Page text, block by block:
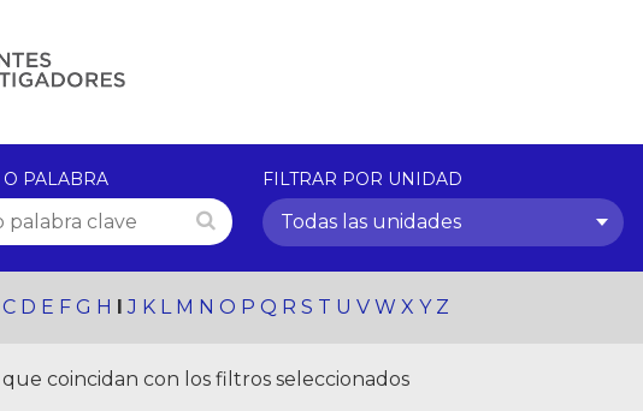
PALABRA FILTRAR POR UNIDAD
Todas las unidades
C D E F G H I J K L M N O P Q R S T U V W X Y Z
coincidan con los filtros seleccionados